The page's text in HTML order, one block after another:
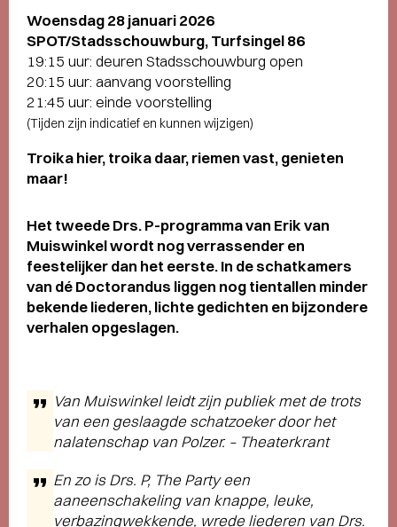
Woensdag 28 januari 2026
SPOT/Stadsschouwburg, Turfsingel 86
19:15 uur: deuren Stadsschouwburg open
20:15 uur: aanvang voorstelling
21:45 uur: einde voorstelling
(Tijden zijn indicatief en kunnen wijzigen)
Troika hier, troika daar, riemen vast, genieten
maar!
Het tweede Drs. P-programma van Erik van
Muiswinkel wordt nog verrassender en
feestelijker dan het eerste. In de schatkamers
van dé Doctorandus liggen nog tientallen minder
bekende liederen, lichte gedichten en bijzondere
verhalen opgeslagen.
Van Muiswinkel leidt zijn publiek met de trots
van een geslaagde schatzoeker door het
nalatenschap van Polzer. – Theaterkrant
En zo is Drs. P, The Party een
aaneenschakeling van knappe, leuke,
verbazingwekkende, wrede liederen van Drs.